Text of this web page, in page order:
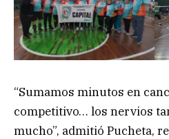
“Sumamos minutos en
competitivo… los nervios
mucho”, admitió Pucheta,